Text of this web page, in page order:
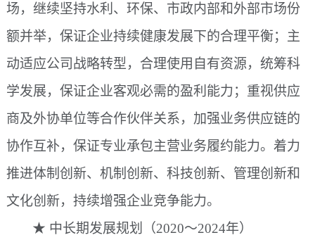
场，继续坚持水利、环保、市政内部和外部市场份
额并举，保证企业持续健康发展下的合理平衡；主
动适应公司战略转型，合理使用自有资源，统筹科
学发展，保证企业客观必需的盈利能力；重视供应
商及外协单位等合作伙伴关系，加强业务供应链的
协作互补，保证专业承包主营业务履约能力。着力
推进体制创新、机制创新、科技创新、管理创新和
文化创新，持续增强企业竞争能力。
★ 中长期发展规划（2020～2024年）